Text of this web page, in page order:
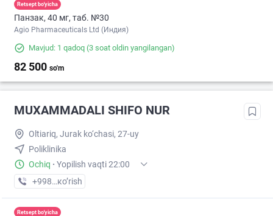
Retsept bo'yicha
Панзак, 40 мг, таб. №30
Agio Pharmaceuticals Ltd (Индия)
Mavjud: 1 qadoq (3 soat oldin yangilangan)
82 500 so'm
MUXAMMADALI SHIFO NUR
Oltiariq, Jurak ko‘chasi, 27-uy
Poliklinika
Ochiq · Yopilish vaqti 22:00
+998 (91) XXX-XX-XX
кo’rish
Retsept bo'yicha